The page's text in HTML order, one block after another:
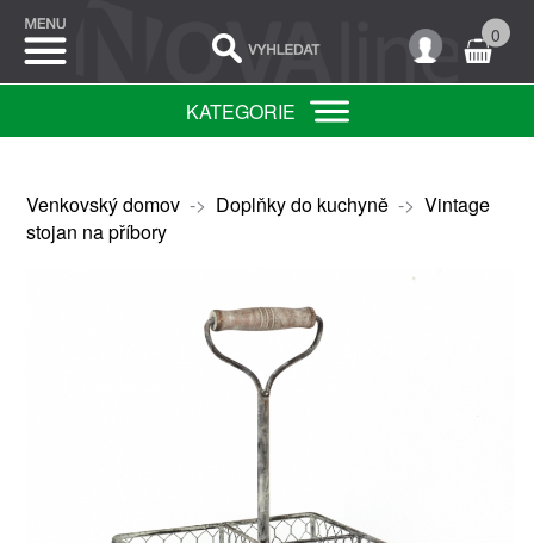
0
KATEGORIE
Venkovský domov-> Doplňky do kuchyně-> Vintage
stojan na příbory